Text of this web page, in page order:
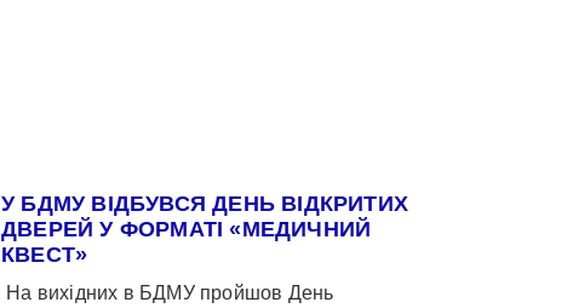
У БДМУ ВІДБУВСЯ ДЕНЬ ВІДКРИТИХ
ДВЕРЕЙ У ФОРМАТІ «МЕДИЧНИЙ
КВЕСТ»
На вихідних в БДМУ пройшов День